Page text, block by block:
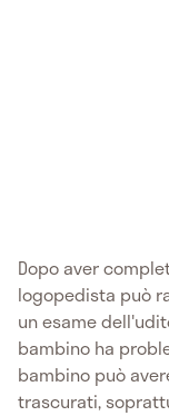
Dopo aver
logopedista può
un esame
bambino ha
bambino può
trascurati,